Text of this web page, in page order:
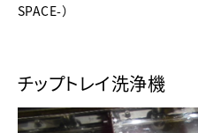
SPACE-）
チップトレイ洗浄機